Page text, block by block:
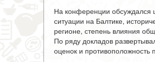
На конференции обсуждался
ситуации на Балтике,
регионе, степень влияния
По ряду докладов
оценок и противоположность